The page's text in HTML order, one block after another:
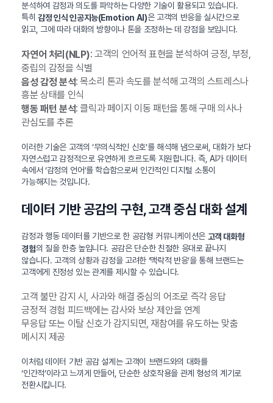
분석하여 감정과 의도를 파악하는 다양한 기술이 활용되고 있습니다.
특히감정 인식 인공지능(Emotion AI)은 고객의 반응을 실시간으로
읽고, 그에 따라 대화의 방향이나 톤을 조정하는 데 강점을 보입니다.
자연어 처리(NLP): 고객의 언어적 표현을 분석하여 긍정, 부정,
중립의 감정을 식별
음성 감정 분석: 목소리 톤과 속도를 분석해 고객의 스트레스나
흥분 상태를 인식
행동 패턴 분석: 클릭과 페이지 이동 패턴을 통해 구매 의사나
관심도를 추론
이러한 기술은 고객의 ‘무의식적인 신호’를 해석해 냄으로써, 대화가 보다
자연스럽고 감정적으로 유연하게 흐르도록 지원합니다. 즉, AI가 데이터
속에서 ‘감정의 언어’를 학습함으로써 인간적인 디지털 소통이
가능해지는 것입니다.
데이터 기반 공감의 구현, 고객 중심 대화 설계
감정과 행동 데이터를 기반으로 한 공감형 커뮤니케이션은 고객 대화형
경험의 질을 한층 높입니다. 공감은 단순한 친절한 응대로 끝나지
않습니다. 고객의 상황과 감정을 고려한 ‘맥락적 반응’을 통해 브랜드는
고객에게 진정성 있는 관계를 제시할 수 있습니다.
고객 불만 감지 시, 사과와 해결 중심의 어조로 즉각 응답
긍정적 경험 피드백에는 감사와 보상 제안을 연계
무응답 또는 이탈 신호가 감지되면, 재참여를 유도하는 맞춤
메시지 제공
이처럼 데이터 기반 공감 설계는 고객이 브랜드와의 대화를
‘인간적’이라고 느끼게 만들어, 단순한 상호작용을 관계 형성의 계기로
전환시킵니다.